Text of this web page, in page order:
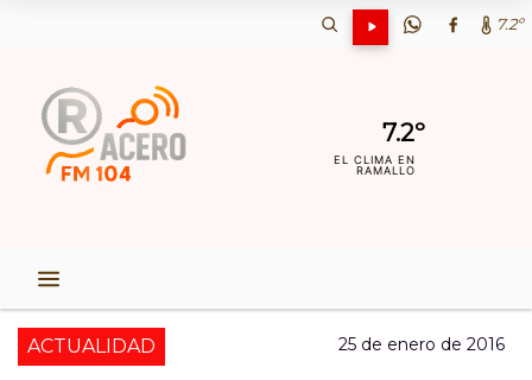
7.2º
7.2º
EL CLIMA EN
RAMALLO
ACTUALIDAD 25 de enero de 2016